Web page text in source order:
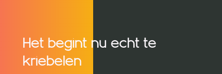
Het begint nu echt te
kriebelen